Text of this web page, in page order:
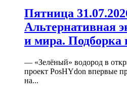
Пятница
Альтернативная
и мира. Подборка
— «Зелёный» водород в
проект PosHYdon впервые
на...